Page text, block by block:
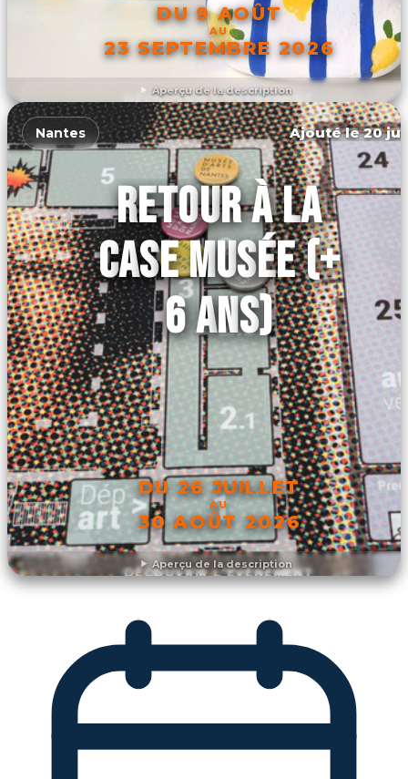
Aperçu de la description
DU 9 AOÛT
AU
23 SEPTEMBRE 2026
DÉCOUVRIR L'ÉVÉNEMENT
Aperçu de la description
Nantes Ajouté le 20
RETOUR À LA
CASE MUSÉE (+
6 ANS)
DU 26 JUILLET
AU
30 AOÛT 2026
DÉCOUVRIR L'ÉVÉNEMENT